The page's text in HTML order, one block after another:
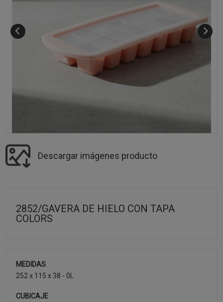
Descargar imágenes producto
2852/GAVERA DE HIELO CON TAPA
COLORS
MEDIDAS
252 x 115 x 38 - 0L
CUBICAJE